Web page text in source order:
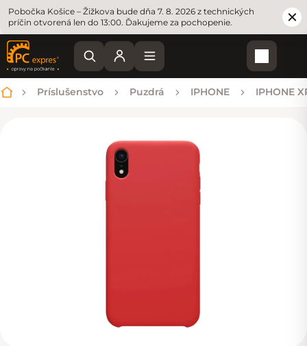
Pobočka Košice – Žižkova bude dňa 7. 8. 2026 z technických
príčin otvorená len do 13:00. Ďakujeme za pochopenie.
Domov
Príslušenstvo Puzdrá IPHONE IPHONE